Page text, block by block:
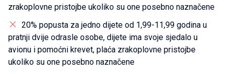
zrakoplovne pristojbe ukoliko su one posebno naznačene
20% popusta za jedno dijete od 1,99-11,99 godina u
pratnji dvije odrasle osobe, dijete ima svoje sjedalo u
avionu i pomoćni krevet, plaća zrakoplovne pristojbe
ukoliko su one posebno naznačene